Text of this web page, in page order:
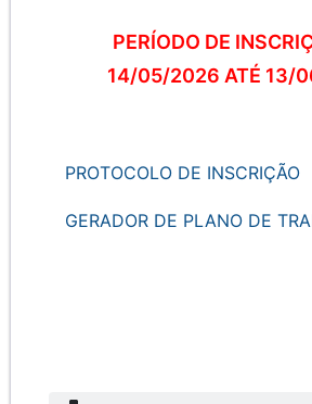
PERÍODO DE
14/05/2026 ATÉ 13/
PROTOCOLO DE INSCRIÇÃO
GERADOR DE PLANO DE